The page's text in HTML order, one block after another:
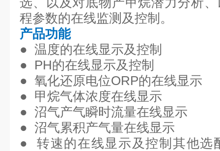
程参数的在线监测及控制。
产品功能
● 温度的在线显示及控制
● PH的在线显示及控制
● 氧化还原电位ORP的在线显示
● 甲烷气体浓度在线显示
● 沼气产气瞬时流量在线显示
● 沼气累积产气量在线显示
●转速的在线显示及控制其他选